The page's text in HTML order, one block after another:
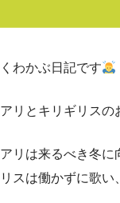
くわかぶ日記です
アリとキリギリスの
アリは来るべき冬に
リスは働かずに歌い